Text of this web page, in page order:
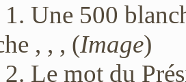
1. Une 500
, , , (Image)
2. Le mot du